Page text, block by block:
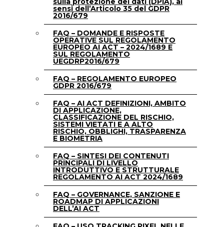
sensi dell’Articolo 35 del GDPR
2016/679
FAQ – DOMANDE E RISPOSTE
OPERATIVE SUL REGOLAMENTO
EUROPEO AI ACT – 2024/1689 E
SUL REGOLAMENTO
UEGDRP2016/679
FAQ – REGOLAMENTO EUROPEO
GDPR 2016/679
FAQ – AI ACT DEFINIZIONI, AMBITO
DI APPLICAZIONE,
CLASSIFICAZIONE DEL RISCHIO,
SISTEMI VIETATI E A ALTO
RISCHIO, OBBLIGHI, TRASPARENZA
E BIOMETRIA
FAQ – SINTESI DEI CONTENUTI
PRINCIPALI DI LIVELLO
INTRODUTTIVO E STRUTTURALE
REGOLAMENTO AI ACT 2024/1689
FAQ – GOVERNANCE, SANZIONE E
ROADMAP DI APPLICAZIONI
DELL’AI ACT